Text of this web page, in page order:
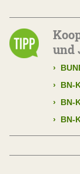
und
›
›
BN-
›
BN-
›
BN-